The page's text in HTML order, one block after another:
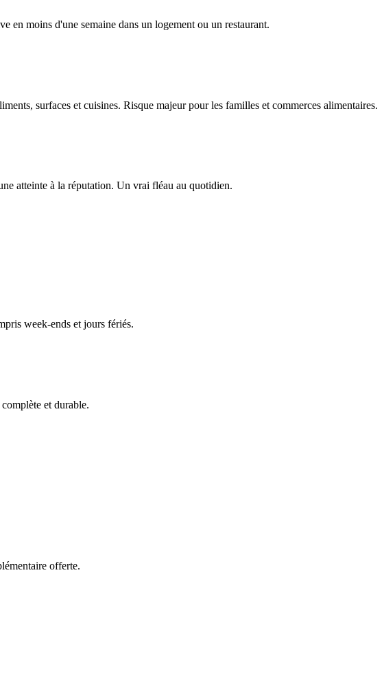
en moins d'une semaine dans un logement ou un restaurant.
surfaces et cuisines. Risque majeur pour les familles et commerces alimentaires.
atteinte à la réputation. Un vrai fléau au quotidien.
week-ends et jours fériés.
et durable.
offerte.